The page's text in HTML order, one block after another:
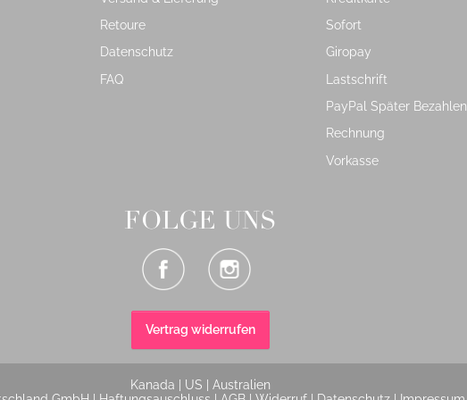
Retoure
Datenschutz
FAQ
Sofort
Giropay
Lastschrift
PayPal Später Bezahlen
Rechnung
Vorkasse
FOLGE UNS
Vertrag widerrufen
Kanada US
Australien